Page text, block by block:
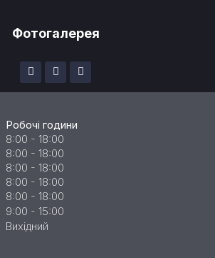
Фотогалерея
Робочі години
8:00 - 18:00
8:00 - 18:00
8:00 - 18:00
8:00 - 18:00
8:00 - 18:00
9:00 - 15:00
Вихідний